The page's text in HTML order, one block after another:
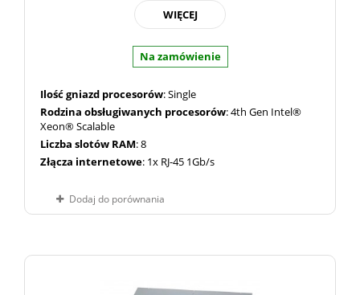
WIĘCEJ
Na zamówienie
Ilość gniazd procesorów: Single
Rodzina obsługiwanych procesorów: 4th Gen Intel®
Xeon® Scalable
Liczba slotów RAM: 8
Złącza internetowe: 1x RJ-45 1Gb/s
Dodaj do porównania